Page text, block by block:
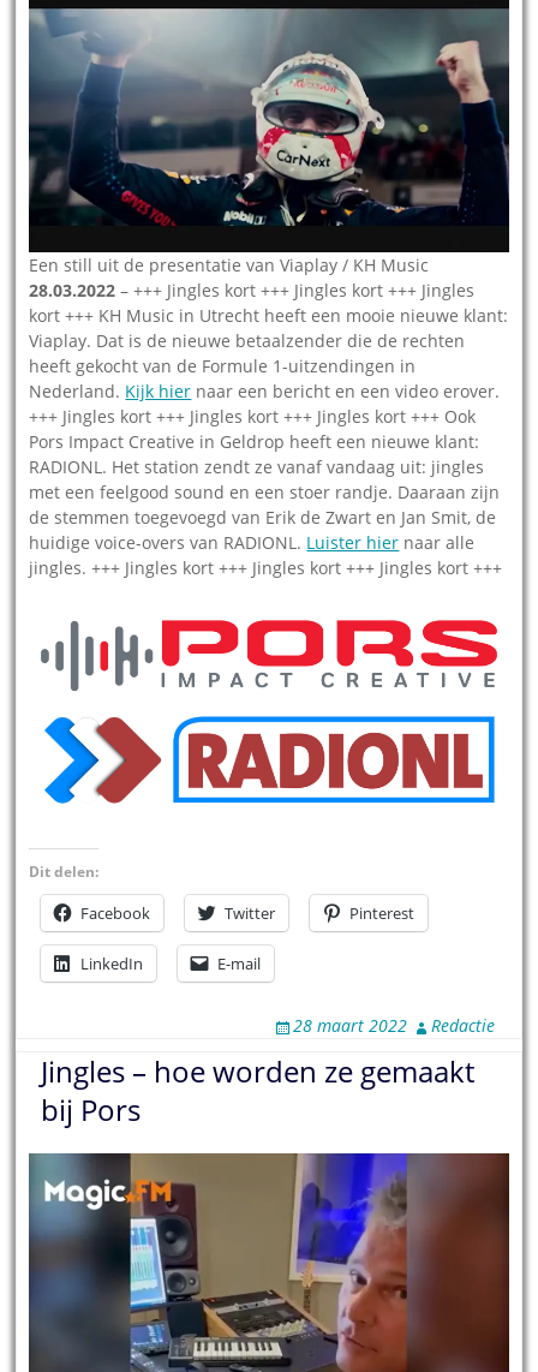
Een still uit de presentatie van Viaplay / KH Music
28.03.2022 – +++ Jingles kort +++ Jingles kort +++ Jingles
kort +++ KH Music in Utrecht heeft een mooie nieuwe klant:
Viaplay. Dat is de nieuwe betaalzender die de rechten
heeft gekocht van de Formule 1-uitzendingen in
Nederland. Kijk hier naar een bericht en een video erover.
+++ Jingles kort +++ Jingles kort +++ Jingles kort +++ Ook
Pors Impact Creative in Geldrop heeft een nieuwe klant:
RADIONL. Het station zendt ze vanaf vandaag uit: jingles
met een feelgood sound en een stoer randje. Daaraan zijn
de stemmen toegevoegd van Erik de Zwart en Jan Smit, de
huidige voice-overs van RADIONL. Luister hier naar alle
jingles. +++ Jingles kort +++ Jingles kort +++ Jingles kort +++
Dit delen:
Facebook Twitter Pinterest
LinkedIn E-mail
28 maart 2022 Redactie
Jingles – hoe worden ze gemaakt
bij Pors